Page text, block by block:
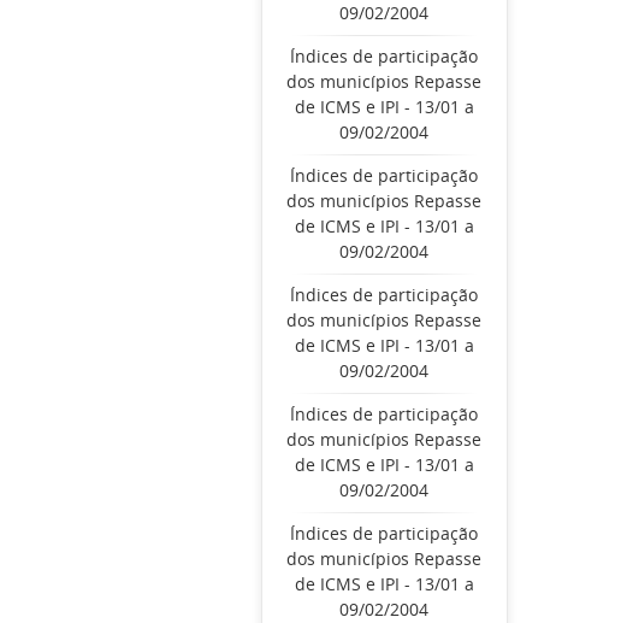
09/02/2004
Índices de participação
dos municípios Repasse
de ICMS e IPI - 13/01 a
09/02/2004
Índices de participação
dos municípios Repasse
de ICMS e IPI - 13/01 a
09/02/2004
Índices de participação
dos municípios Repasse
de ICMS e IPI - 13/01 a
09/02/2004
Índices de participação
dos municípios Repasse
de ICMS e IPI - 13/01 a
09/02/2004
Índices de participação
dos municípios Repasse
de ICMS e IPI - 13/01 a
09/02/2004